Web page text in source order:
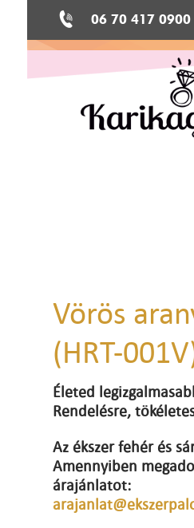
06 70 417 0900
Vörös
(HRT-
Életed
Rendelésre,
Az ékszer fehér és
Amennyiben
árajánlatot: